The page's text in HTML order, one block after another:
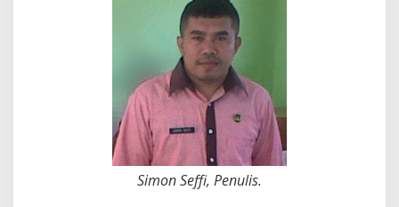
Simon Seffi, Penulis.